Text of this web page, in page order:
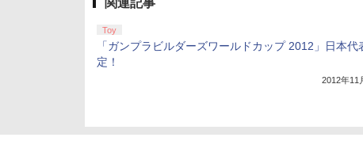
関連記事
Toy
「ガンプラビルダーズワールドカップ 2012」日本代
定！
2012年11